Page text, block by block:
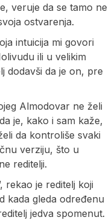
veruje da se tamo ne
ostvarenja.
intuicija mi govori
ili u velikim
dodavši da je on, pre
Almodovar ne želi
je, kako i sam kaže,
da kontroliše svaki
verziju, što u
reditelji.
rekao je reditelj koji
kada gleda određenu
jedva spomenut.